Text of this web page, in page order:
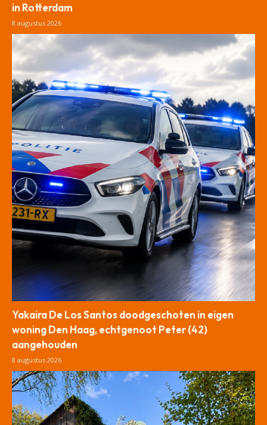
in Rotterdam
8 augustus 2026
Yakaira De Los Santos doodgeschoten in eigen
woning Den Haag, echtgenoot Peter (42)
aangehouden
8 augustus 2026